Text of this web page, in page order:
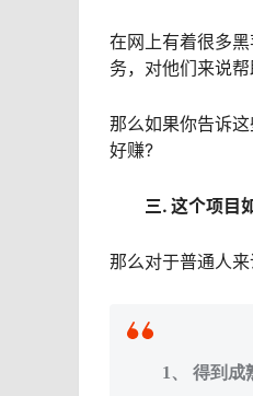
在网上有着很多
务，对他们来说
那么如果你告诉
好赚?
三. 这个项目
那么对于普通人
1、 得到成